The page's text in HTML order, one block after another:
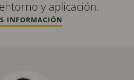
y aplicación.
INFORMACIÓN